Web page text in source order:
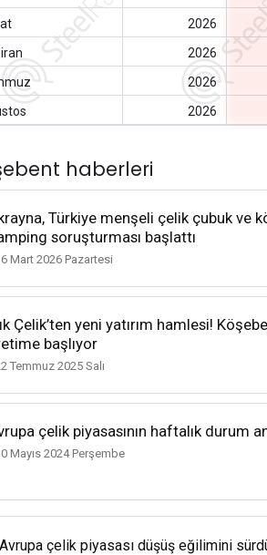
2026
2026
2026
2026
haberleri
Türkiye menşeli çelik çubuk ve
soruşturması başlattı
Mart 2026 Pazartesi
Çelik’ten yeni yatırım hamlesi!
başlıyor
Temmuz 2025 Salı
çelik piyasasının haftalık durum
Mayıs 2024 Perşembe
Avrupa çelik piyasası düşüş eğilimini